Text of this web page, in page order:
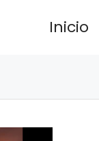
Inicio